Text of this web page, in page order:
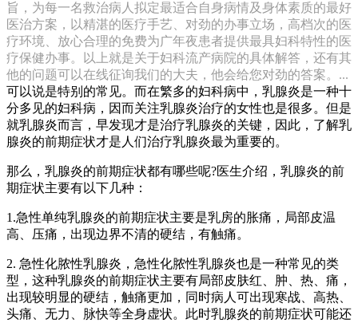
旨，为每一名救治病人拟定最适合自身病情及身体素质的最好
医治方案，以精湛的医疗手艺、对劲的办事立场，高档次的医
疗环境、放心合理的免费为广年夜患者提供最具妇科特性的医
疗保健办事。以上就是关于妇科流产病院的具体解答，还有其
他的问题可以在线征询我们的大夫，他会给您对劲的答案。...
可以说是特别的常见。而在繁多的妇科病中，乳腺炎是一种十
分多见的妇科病，因而关注乳腺炎治疗的女性也是很多。但是
就乳腺炎而言，早发现才是治疗乳腺炎的关键，因此，了解乳
腺炎的前期症状才是人们治疗乳腺炎最为重要的。
那么，乳腺炎的前期症状都有哪些呢?医生介绍，乳腺炎的前
期症状主要有以下几种：
1.急性单纯乳腺炎的前期症状主要是乳房的胀痛，局部皮温
高、压痛，出现边界不清的硬结，有触痛。
2. 急性化脓性乳腺炎，急性化脓性乳腺炎也是一种常见的类
型，这种乳腺炎的前期症状主要有局部皮肤红、肿、热、痛，
出现较明显的硬结，触痛更加，同时病人可出现寒战、高热、
头痛、无力、脉快等全身虚状。此时乳腺炎的前期症状可能还